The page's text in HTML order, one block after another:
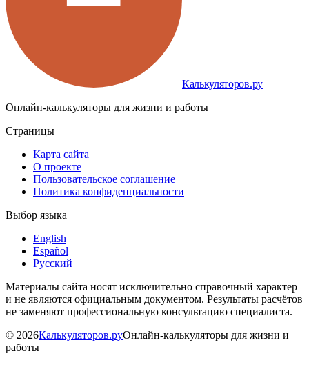
Калькуляторов.ру
Онлайн-калькуляторы для жизни и работы
Страницы
Карта сайта
О проекте
Пользовательское соглашение
Политика конфиденциальности
Выбор языка
English
Español
Русский
Материалы сайта носят исключительно справочный характер
и не являются официальным документом. Результаты расчётов
не заменяют профессиональную консультацию специалиста.
© 2026Калькуляторов.руОнлайн-калькуляторы для жизни и
работы